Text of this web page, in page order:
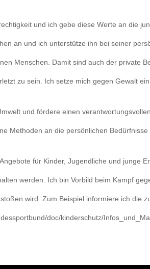
und ich gebe diese Werte an die
an und ich unterstütze ihn bei seiner
Menschen. Damit sind auch der private
zu sein. Ich setze mich gegen Gewalt
und fördere einen
Methoden an die persönlichen
für Kinder, Jugendliche und junge
werden. Ich bin Vorbild beim Kampf
wird. Zum Beispiel informiere ich die
doc/kinderschutz/